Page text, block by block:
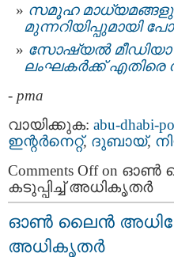
സമൂഹ
മുന്നറിയിപ്പുമായി
സോഷ്യൽ മീഡിയാ
ലംഘകർക്ക് എതിരെ
- pma
വായിക്കുക: abu-dhabi-
ഇന്റര്‍നെറ്റ്‌, ദുബായ്‌,
Comments Offon ഓൺ
കടുപ്പിച്ച് അധികൃതർ
ഓൺ ലൈൻ
അധികൃതർ